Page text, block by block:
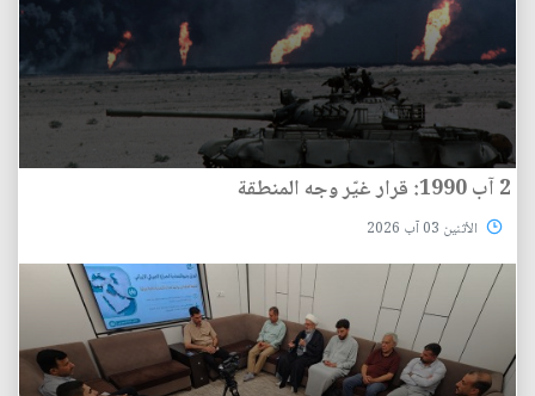
2 آب 1990: قرار غيّر وجه المنطقة
الأثنين 03 آب 2026